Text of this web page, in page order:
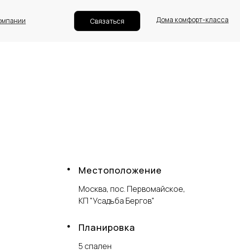
Дома комфорт-класса
Местоположение
Москва, пос. Первомайское,
КП "Усадьба Бергов"
Планировка
5 спален